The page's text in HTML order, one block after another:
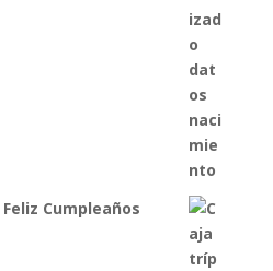
Cumpleaños